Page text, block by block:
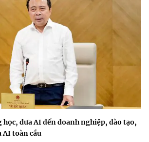
đưa AI đến doanh nghiệp, đào tạo,
AI toàn cầu